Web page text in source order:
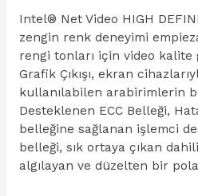
Intel® Net Video HIGH
zengin renk deneyimi
rengi tonları için video
Grafik Çıkışı, ekran
kullanılabilen arabirimlerin
Desteklenen ECC Belleği,
belleğine sağlanan işlemci
belleği, sık ortaya çıkan
algılayan ve düzelten bir